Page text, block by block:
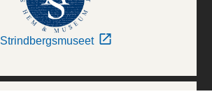
Strindbergsmuseet